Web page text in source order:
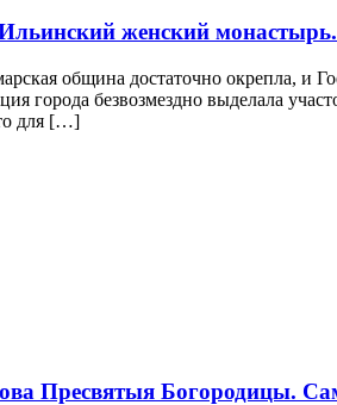
женский
община достаточно окрепла, и
города безвозмездно выделала
для […]
Пресвятыя Богородицы.